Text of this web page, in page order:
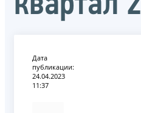
Дата
публикации:
24.04.2023
11:37